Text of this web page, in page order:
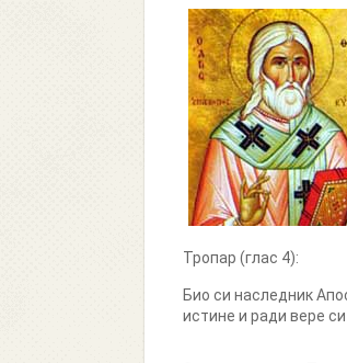
Тропар (глас 4):
Био си наследник
истине и ради вере